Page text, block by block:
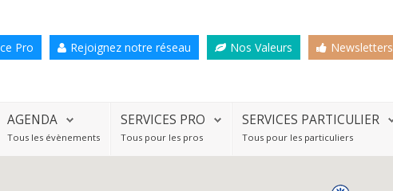
Pro Rejoignez notre réseau Nos Valeurs Newsletters
AGENDA
Tous les évènements
SERVICES PRO
Tous pour les pros
SERVICES PARTICULIER
Tous pour les particuliers